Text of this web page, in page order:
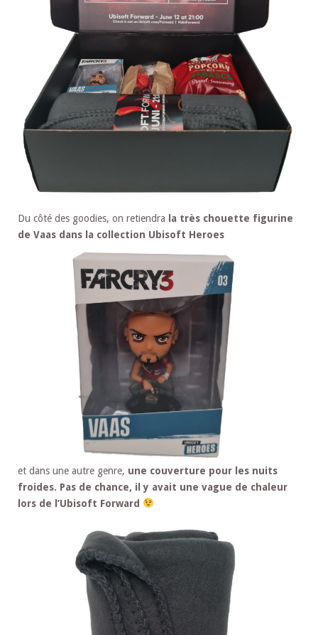
Du côté des goodies, on retiendra
la très chouette figurine
de Vaas dans la collection Ubisoft Heroes
et dans une autre genre, une couverture pour les nuits
froides. Pas de chance, il y avait une vague de chaleur
lors de l’Ubisoft Forward